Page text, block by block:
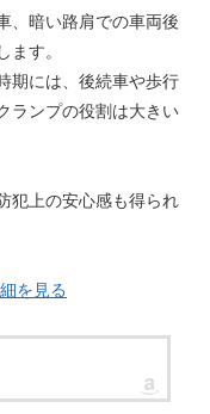
、暗い路肩での車両後
す。
期には、後続車や歩行
ランプの役割は大きい
犯上の安心感も得られ
を見る